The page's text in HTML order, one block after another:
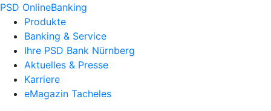
PSD OnlineBanking
Produkte
Banking & Service
Ihre PSD Bank Nürnberg
Aktuelles & Presse
Karriere
eMagazin Tacheles